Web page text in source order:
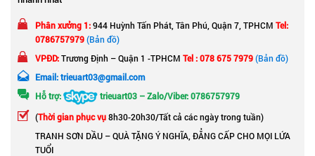
Phân xưởng 1:944 Huỳnh Tấn Phát, Tân Phú, Quận 7, TPHCM Tel:
0786757979(Bản đồ)
VPĐD:Trương Định – Quận 1 -TPHCM Tel : 078 675 7979(Bản đồ)
Email: trieuart03@gmail.com
Hỗ trợ:
trieuart03 – Zalo/Viber: 0786757979
(Thời gian phục vụ8h30-20h30/Tất cả các ngày trong tuần)
TRANH SƠN DẦU – QUÀ TẶNG Ý NGHĨA, ĐẲNG CẤP CHO MỌI LỨA
TUỔI